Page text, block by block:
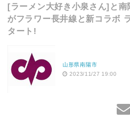
[ラーメン大好き小泉さん]と南
がフラワー長井線と新コラボ
タート!
山形県南陽市
2023/11/27 19:00